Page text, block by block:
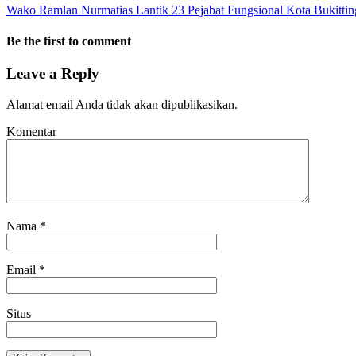
Wako Ramlan Nurmatias Lantik 23 Pejabat Fungsional Kota
Be the first to comment
Leave a Reply
Alamat email Anda tidak akan dipublikasikan.
Komentar
Nama *
Email *
Situs